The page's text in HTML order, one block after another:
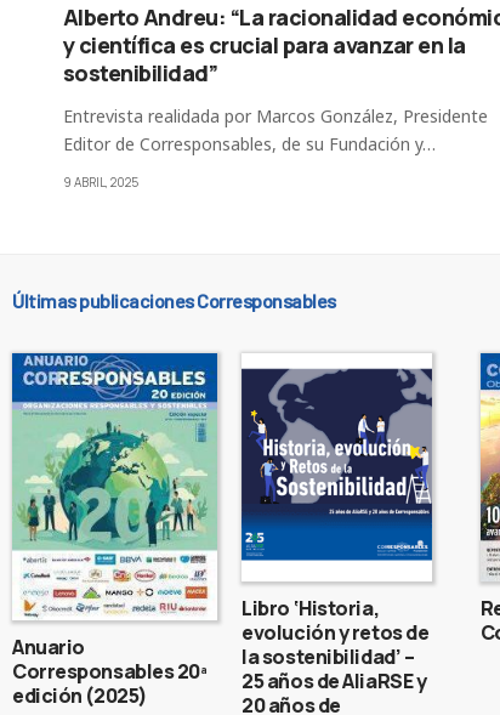
Alberto Andreu: “La racionalidad
y científica es crucial para avanzar en la
sostenibilidad”
Entrevista realidada por Marcos González, Presidente
Editor de Corresponsables, de su Fundación y…
9 ABRIL, 2025
Últimas publicaciones Corresponsables
Anuario
Corresponsables 20ª
edición (2025)
Libro ‘Historia,
evolución y retos de
la sostenibilidad’ –
25 años de AliaRSE y
20 años de